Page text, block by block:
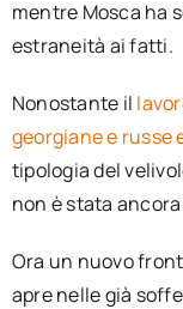
mentre Mosca ha
estraneità ai fatti.
Nonostante il
georgiane e russe
tipologia del
non è stata
Ora un nuovo
apre nelle già